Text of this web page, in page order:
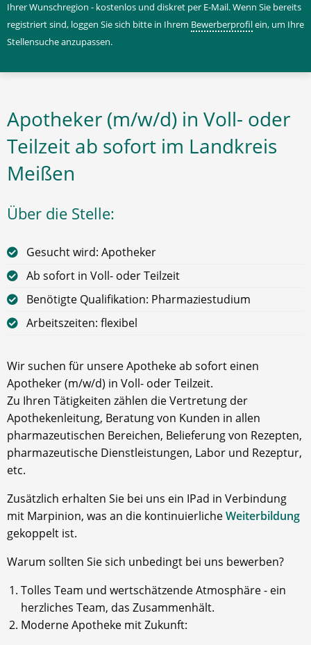
Ihrer Wunschregion - kostenlos und diskret per E-Mail. Wenn Sie bereits
registriert sind, loggen Sie sich bitte in Ihrem Bewerberprofilein, um Ihre
Stellensuche anzupassen.
Apotheker (m/w/d) in Voll- oder
Teilzeit ab sofort im Landkreis
Meißen
Über die Stelle:
Gesucht wird: Apotheker
Ab sofort in Voll- oder Teilzeit
Benötigte Qualifikation: Pharmaziestudium
Arbeitszeiten: flexibel
Wir suchen für unsere Apotheke ab sofort einen
Apotheker (m/w/d) in Voll- oder Teilzeit.
Zu Ihren Tätigkeiten zählen die Vertretung der
Apothekenleitung, Beratung von Kunden in allen
pharmazeutischen Bereichen, Belieferung von Rezepten,
pharmazeutische Dienstleistungen, Labor und Rezeptur,
etc.
Zusätzlich erhalten Sie bei uns ein IPad in Verbindung
mit Marpinion, was an die kontinuierlicheWeiterbildung
gekoppelt ist.
Warum sollten Sie sich unbedingt bei uns bewerben?
Tolles Team und wertschätzende Atmosphäre - ein
herzliches Team, das Zusammenhält.
Moderne Apotheke mit Zukunft: